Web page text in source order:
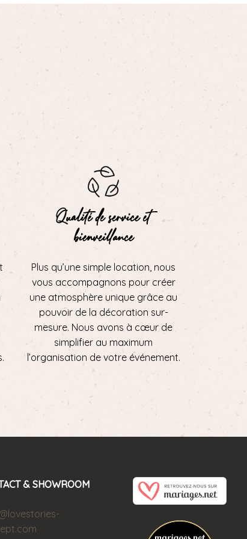
Qualité de service et
bienveillance
Plus qu’une simple location, nous
vous accompagnons pour créer
une atmosphère unique grâce au
pouvoir de la décoration sur-
mesure. Nous avons à cœur de
simplifier au maximum
l’organisation de votre événement.
& SHOWROOM